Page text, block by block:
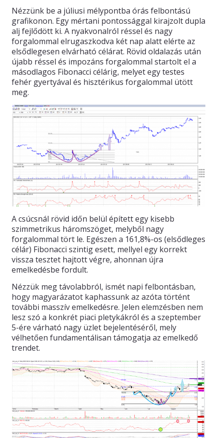
Nézzünk be a júliusi mélypontba órás felbontású
grafikonon. Egy mértani pontossággal kirajzolt dupla
alj fejlődött ki. A nyakvonalról réssel és nagy
forgalommal elrugaszkodva két nap alatt elérte az
elsődlegesen elvárható célárat. Rövid oldalazás után
újabb réssel és impozáns forgalommal startolt el a
másodlagos Fibonacci célárig, melyet egy testes
fehér gyertyával és hisztérikus forgalommal ütött
meg.
A csúcsnál rövid időn belül épített egy kisebb
szimmetrikus háromszöget, melyből nagy
forgalommal tört le. Egészen a 161,8%-os (elsődleges
célár) Fibonacci szintig esett, mellyel egy korrekt
vissza tesztet hajtott végre, ahonnan újra
emelkedésbe fordult.
Nézzük meg távolabbról, ismét napi felbontásban,
hogy magyarázatot kaphassunk az azóta történt
további masszív emelkedésre. Jelen elemzésben nem
lesz szó a konkrét piaci pletykákról és a szeptember
5-ére várható nagy üzlet bejelentéséről, mely
vélhetően fundamentálisan támogatja az emelkedő
trendet.